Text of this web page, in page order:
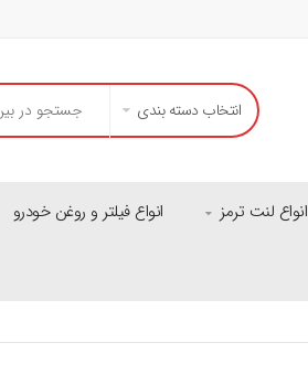
انتخاب دسته بندی
انواع لنت ترمز انواع فیلتر و روغن خودرو